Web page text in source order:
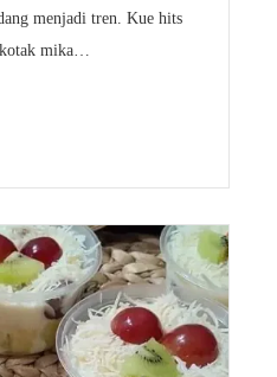
menjadi tren. Kue hits
mika…